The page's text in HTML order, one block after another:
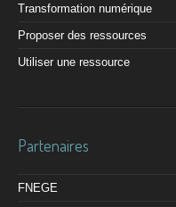
Transformation numérique
Proposer des ressources
Utiliser une ressource
Partenaires
FNEGE